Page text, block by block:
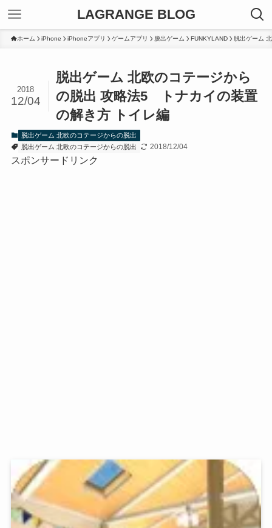
LAGRANGE BLOG
ホーム iPhone iPhoneアプリ ゲームアプリ 脱出ゲーム FUNKYLAND 脱出ゲーム
脱出ゲーム 北欧のコテージから
の脱出 攻略法5 トナカイの装置
の解き方 トイレ編
2018
12/04
脱出ゲーム 北欧のコテージからの脱出
脱出ゲーム 北欧のコテージからの脱出
2018/12/04
スポンサードリンク